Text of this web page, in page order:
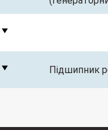
Підшипник